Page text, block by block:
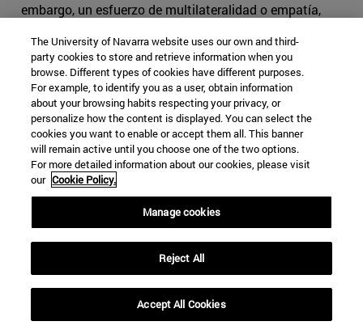
embargo, un esfuerzo de multilateralidad o empatía,
tratar allí de sus problemas.
Clinton: Haití
El presidente demócrata realizó una única visita a la
región en su primer mandato. Acabada laoperación
Uphold Democracypara devolver al poder a Jean-
Bertrand Aristide, el 31 de marzo 1995 Bill Clinton viajó a
Haití para la ceremonia de transición organizada por
Naciones Unidas. La operación había consistido en una
intervención militar de Estados Unidos, Polonia y
Argentina, con la aprobación de la ONU, para derrocar a
la junta militar que había depuesto por la fuerza a
Aristide, quien había sido elegido democráticamente.
Durante su segundo mandato, Clinton prestó más
atención a los asuntos de la región, con trece visitas.
The University of Navarra website uses our own and third-
party cookies to store and retrieve information when you
browse. Different types of cookies have different purposes.
For example, to identify you as a user, obtain information
about your browsing habits respecting your privacy, or
personalize how the content is displayed. You can select the
cookies you want to enable or accept them all. This banner
will remain active until you choose one of the two options.
For more detailed information about our cookies, please visit
our Cookie Policy.
Manage cookies
Reject All
Accept All Cookies